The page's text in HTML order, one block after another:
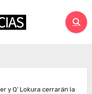
y Q’ Lokura cerrarán la